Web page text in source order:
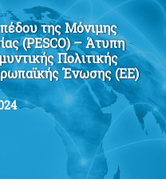
της Μόνιμης
(PESCO) – Άτυπη
Πολιτικής
Ένωσης (EE)